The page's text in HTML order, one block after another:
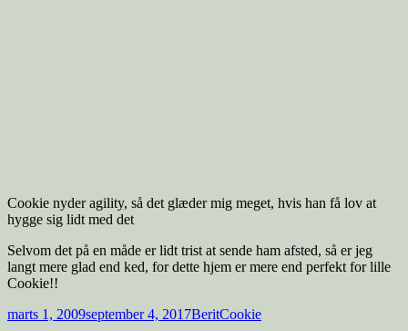
Cookie nyder agility, så det glæder mig meget, hvis han få lov at
hygge sig lidt med det
Selvom det på en måde er lidt trist at sende ham afsted, så er jeg
langt mere glad end ked, for dette hjem er mere end perfekt for lille
Cookie!!
marts 1, 2009september 4, 2017BeritCookie